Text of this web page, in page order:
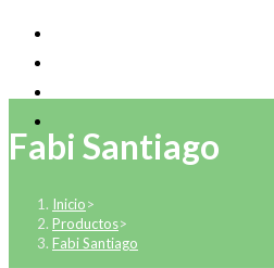
Fabi Santiago
Inicio>
Productos>
Fabi Santiago